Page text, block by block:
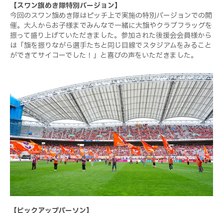
【スワン旗めき隊特別バージョン】
今回のスワン旗めき隊はピッチ上で実施の特別バージョンでの開
催。大人からお子様までみんなで一緒に大旗やクラブフラッグを
振って盛り上げていただきました。参加された後援会会員様から
は「旗を振りながら選手たちと同じ目線でスタジアムをみること
ができてサイコーでした！」と喜びの声をいただきました。
【ピックアップパーソン】